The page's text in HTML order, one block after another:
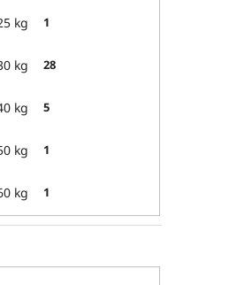
kg 1
kg 28
kg 5
kg 1
kg 1